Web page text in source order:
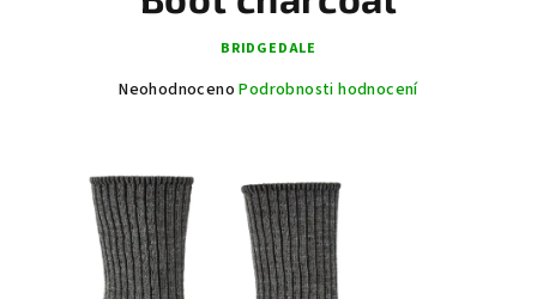
BRIDGEDALE
Průměrné
0,0
z
5
hvězdiček.
Neohodnoceno Podrobnosti hodnocení